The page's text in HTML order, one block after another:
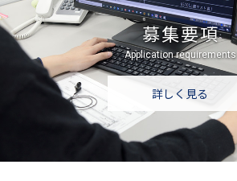
募集要項
Application requirements
詳しく見る